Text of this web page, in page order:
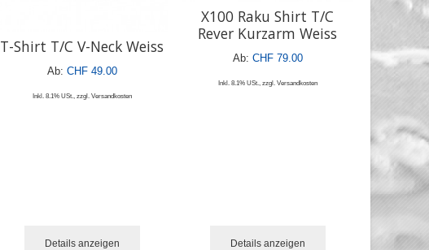
T-Shirt T/C V-Neck Weiss
Ab: CHF 49.00
Inkl. 8.1% USt., zzgl. Versandkosten
Details anzeigen
X100 Raku Shirt T/C
Rever Kurzarm Weiss
Ab: CHF 79.00
Inkl. 8.1% USt., zzgl. Versandkosten
Details anzeigen